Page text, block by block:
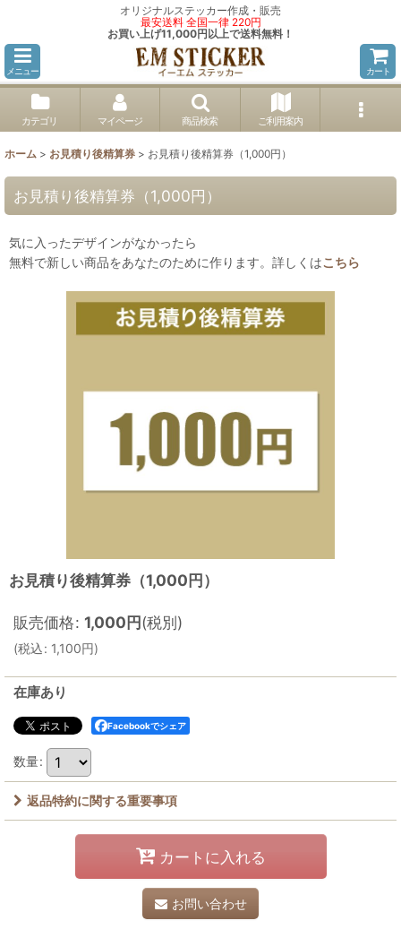
オリジナルステッカー作成・販売
最安送料 全国一律 220円
お買い上げ11,000円以上で送料無料！
メニュー カート
カテゴリ マイページ 商品検索 ご利用案内
ホーム > お見積り後精算券 > お見積り後精算券（1,000円）
お見積り後精算券（1,000円）
気に入ったデザインがなかったら
無料で新しい商品をあなたのために作ります。詳しくはこちら
お見積り後精算券（1,000円）
販売価格: 1,000円(税別)
(税込: 1,100円)
在庫あり
Facebookでシェア
数量:
返品特約に関する重要事項
カートに入れる
お問い合わせ